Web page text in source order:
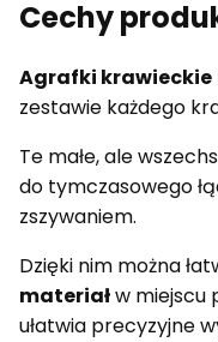
Cechy
Agrafki krawieckie
zestawie każdego
Te małe, ale
do tymczasowego
zszywaniem.
Dzięki nim można
materiałw miejscu
ułatwia precyzyjne